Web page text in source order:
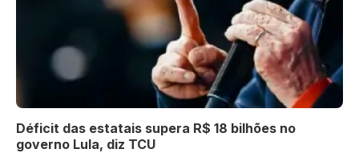
Déficit das estatais supera R$ 18 bilhões no
governo Lula, diz TCU